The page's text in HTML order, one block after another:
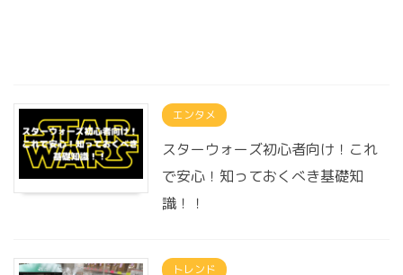
エンタメ
スターウォーズ初心者向け！これ
で安心！知っておくべき基礎知
識！！
トレンド